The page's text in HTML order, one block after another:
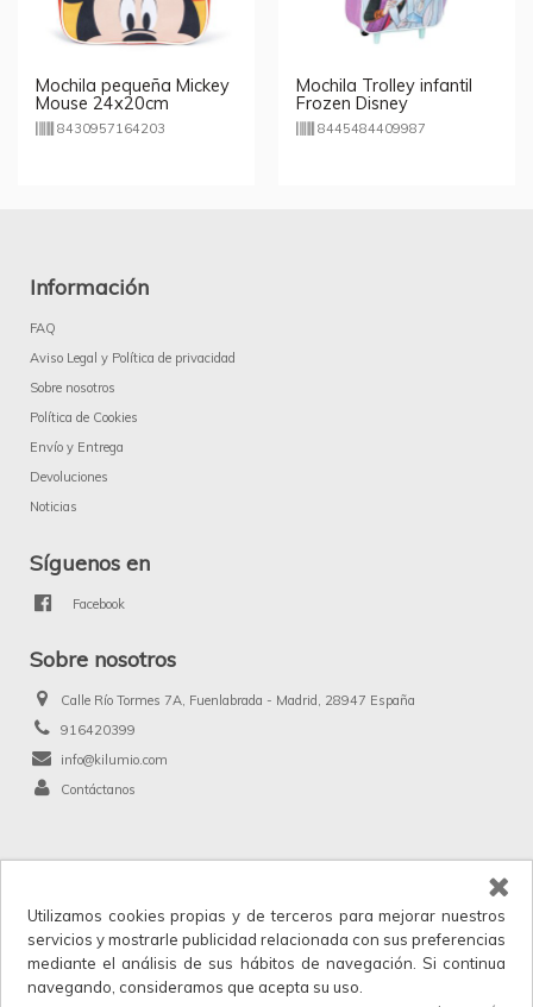
Mochila pequeña Mickey
Mouse 24x20cm
8430957164203
Mochila Trolley infantil
Frozen Disney
8445484409987
Información
FAQ
Aviso Legal y Política de privacidad
Sobre nosotros
Política de Cookies
Envío y Entrega
Devoluciones
Noticias
Síguenos en
Facebook
Sobre nosotros
Calle Río Tormes 7A, Fuenlabrada - Madrid, 28947 España
916420399
info@kilumio.com
Contáctanos
Kilumio.com. Todos los derechos reservados.
Kilumio, distribuidor y proveedor mayorista de productos de licencias, merchandising
y anunciados en TV. IVA no incluido en los precios.
Horario de atención al cliente: Lunes a Viernes 9:00 a 17:30.
Utilizamos cookies propias y de terceros para mejorar nuestros
servicios y mostrarle publicidad relacionada con sus preferencias
mediante el análisis de sus hábitos de navegación. Si continua
navegando, consideramos que acepta su uso.